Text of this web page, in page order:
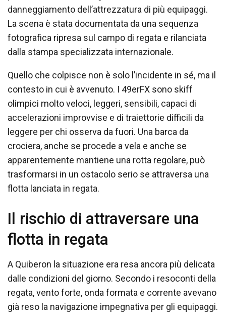
danneggiamento dell’attrezzatura di più equipaggi.
La scena è stata documentata da una sequenza
fotografica ripresa sul campo di regata e rilanciata
dalla stampa specializzata internazionale.
Quello che colpisce non è solo l’incidente in sé, ma il
contesto in cui è avvenuto. I 49erFX sono skiff
olimpici molto veloci, leggeri, sensibili, capaci di
accelerazioni improvvise e di traiettorie difficili da
leggere per chi osserva da fuori. Una barca da
crociera, anche se procede a vela e anche se
apparentemente mantiene una rotta regolare, può
trasformarsi in un ostacolo serio se attraversa una
flotta lanciata in regata.
Il rischio di attraversare una
flotta in regata
A Quiberon la situazione era resa ancora più delicata
dalle condizioni del giorno. Secondo i resoconti della
regata, vento forte, onda formata e corrente avevano
già reso la navigazione impegnativa per gli equipaggi.